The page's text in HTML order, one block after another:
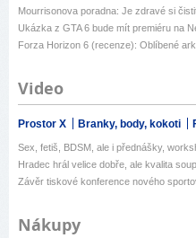
Mourrisonova poradna: Je zdravé si
Ukázka z GTA 6 bude mít premiéru na
Forza Horizon 6 (recenze): Oblíbené
Video
Prostor X Branky, body, kokoti
Sex, fetiš, BDSM, ale i přednášky,
Hradec hrál velice dobře, ale kvalita
Závěr tiskové konference nového
Nákupy